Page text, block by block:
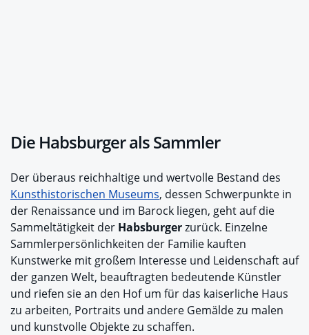
Die Habsburger als Sammler
Der überaus reichhaltige und wertvolle Bestand des
Kunsthistorischen Museums, dessen Schwerpunkte in
der Renaissance und im Barock liegen, geht auf die
Sammeltätigkeit der Habsburgerzurück. Einzelne
Sammlerpersönlichkeiten der Familie kauften
Kunstwerke mit großem Interesse und Leidenschaft auf
der ganzen Welt, beauftragten bedeutende Künstler
und riefen sie an den Hof um für das kaiserliche Haus
zu arbeiten, Portraits und andere Gemälde zu malen
und kunstvolle Objekte zu schaffen.